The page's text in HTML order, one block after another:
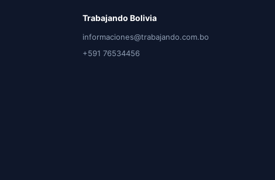
Trabajando Bolivia
informaciones@trabajando.com.bo
+591 76534456